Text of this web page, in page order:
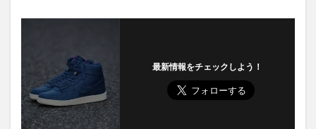
最新情報をチェックしよう！